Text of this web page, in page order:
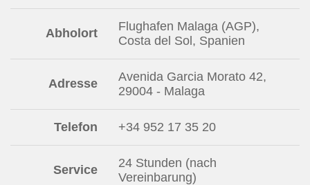
Abholort
Flughafen Malaga (AGP),
Costa del Sol, Spanien
Adresse
Avenida Garcia Morato 42,
29004 - Malaga
Telefon +34 952 17 35 20
Service
24 Stunden (nach
Vereinbarung)